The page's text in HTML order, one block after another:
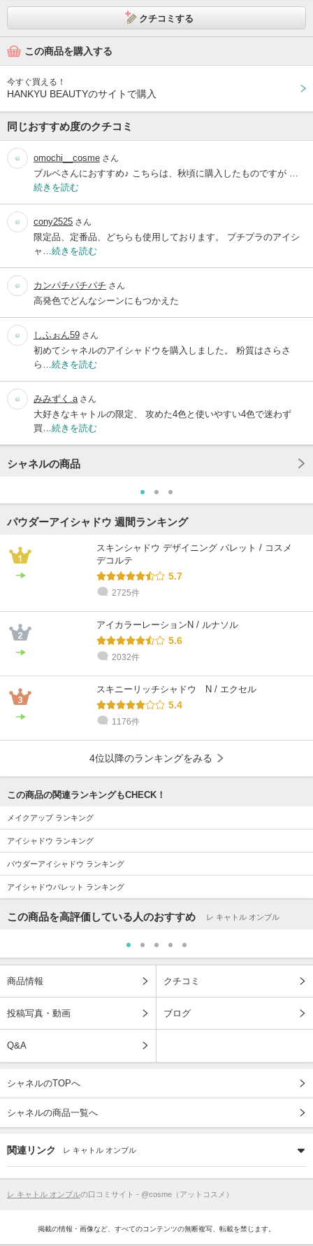
クチコミする
この商品を購入する
今すぐ買える！
HANKYU BEAUTYのサイトで購入
同じおすすめ度のクチコミ
omochi__cosme さん
ブルベさんにおすすめ♪ こちらは、秋頃に購入したものですが …
続きを読む
cony2525 さん
限定品、定番品、どちらも使用しております。 プチプラのアイシ
ャ… 続きを読む
カンパチパチパチ さん
高発色でどんなシーンにもつかえた
しふぉん59 さん
初めてシャネルのアイシャドウを購入しました。 粉質はさらさ
ら… 続きを読む
みみずく.a さん
大好きなキャトルの限定、 攻めた4色と使いやすい4色で迷わず
買… 続きを読む
シャネルの商品
パウダーアイシャドウ 週間ランキング
スキンシャドウ デザイニング パレット / コスメ
デコルテ
5.7
2725件
アイカラーレーションN / ルナソル
5.6
2032件
スキニーリッチシャドウ N / エクセル
5.4
1176件
4位以降のランキングをみる
この商品の関連ランキングもCHECK！
メイクアップ ランキング
アイシャドウ ランキング
パウダーアイシャドウ ランキング
アイシャドウパレット ランキング
この商品を高評価している人のおすすめ レ キャトル オンブル
商品情報 クチコミ
投稿写真・動画 ブログ
Q&A
シャネルのTOPへ
シャネルの商品一覧へ
関連リンク レ キャトル オンブル
レ キャトル オンブルの口コミサイト - @cosme（アットコスメ）
掲載の情報・画像など、すべてのコンテンツの無断複写、転載を禁じます。